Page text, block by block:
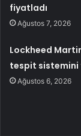
fiyatladı
Ağustos 7, 2026
Lockheed
tespit
Ağustos 6, 2026